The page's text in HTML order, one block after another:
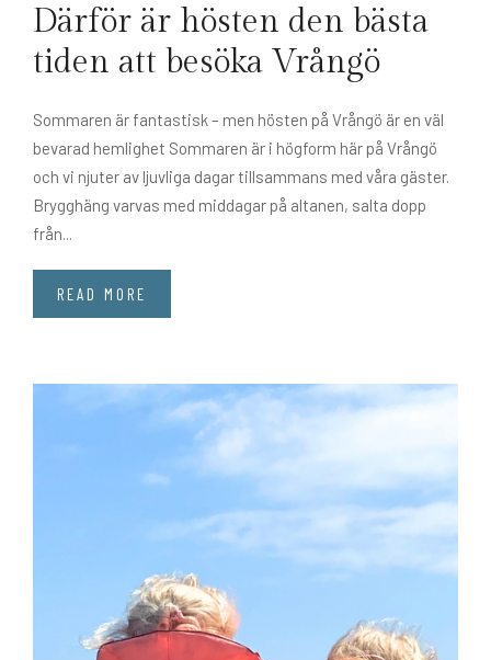
Därför är hösten den bästa
tiden att besöka Vrångö
Sommaren är fantastisk – men hösten på Vrångö är en väl
bevarad hemlighet Sommaren är i högform här på Vrångö
och vi njuter av ljuvliga dagar tillsammans med våra gäster.
Brygghäng varvas med middagar på altanen, salta dopp
från...
READ MORE